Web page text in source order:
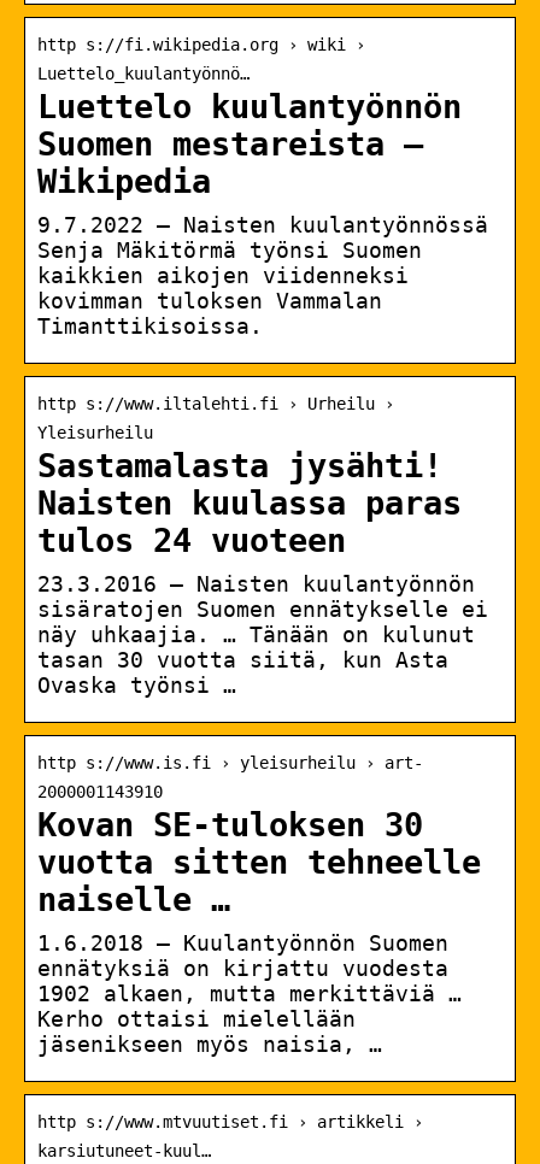
http s://fi.wikipedia.org › wiki ›
Luettelo_kuulantyönnö…
Luettelo kuulantyönnön
Suomen mestareista –
Wikipedia
9.7.2022 — Naisten kuulantyönnössä
Senja Mäkitörmä työnsi Suomen
kaikkien aikojen viidenneksi
kovimman tuloksen Vammalan
Timanttikisoissa.
http s://www.iltalehti.fi › Urheilu ›
Yleisurheilu
Sastamalasta jysähti!
Naisten kuulassa paras
tulos 24 vuoteen
23.3.2016 — Naisten kuulantyönnön
sisäratojen Suomen ennätykselle ei
näy uhkaajia. … Tänään on kulunut
tasan 30 vuotta siitä, kun Asta
Ovaska työnsi …
http s://www.is.fi › yleisurheilu › art-
2000001143910
Kovan SE-tuloksen 30
vuotta sitten tehneelle
naiselle …
1.6.2018 — Kuulantyönnön Suomen
ennätyksiä on kirjattu vuodesta
1902 alkaen, mutta merkittäviä …
Kerho ottaisi mielellään
jäsenikseen myös naisia, …
http s://www.mtvuutiset.fi › artikkeli ›
karsiutuneet-kuul…